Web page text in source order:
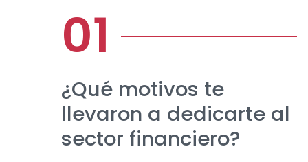
¿Qué motivos te
llevaron a dedicarte al
sector financiero?